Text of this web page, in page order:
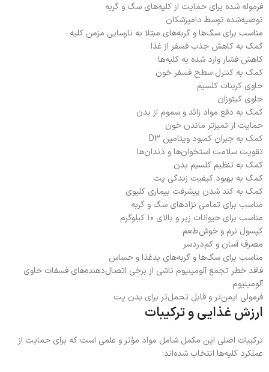
فرموله شده برای حمایت از کلیه‌های سگ و گربه
توصیه‌شده توسط دامپزشکان
مناسب برای سگ‌ها و گربه‌های مبتلا به نارسایی مزمن کلیه
کمک به کاهش جذب فسفر از غذا
کاهش فشار وارد شده به کلیه‌ها
کمک به کنترل سطح فسفر خون
حاوی کربنات کلسیم
حاوی کیتوزان
کمک به دفع مواد زائد و سموم از بدن
حمایت از تمیزتر ماندن خون
کمک به جبران کمبود ویتامین D3
تقویت سلامت استخوان‌ها و دندان‌ها
کمک به تنظیم کلسیم بدن
کمک به بهبود کیفیت زندگی پت
کمک به کند شدن پیشرفت بیماری کلیوی
مناسب برای تمامی نژادهای سگ و گربه
مناسب برای حیوانات زیر و بالای ۱۰ کیلوگرم
کپسول نرم و خوش‌طعم
مصرف آسان و کم‌دردسر
مناسب برای سگ‌ها و گربه‌های بدغذا و حساس
فاقد خطر تجمع آلومینیوم ناشی از برخی اتصال‌دهنده‌های فسفات حاوی
آلومینیوم
فرمولی ایمن‌تر و قابل تحمل‌تر برای بدن پت
ارزش غذایی و ترکیبات
ترکیبات اصلی این مکمل شامل مواد مؤثر و علمی است که برای حمایت از
عملکرد کلیه‌ها انتخاب شده‌اند: